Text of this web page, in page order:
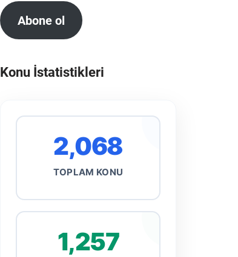
Abone ol
Konu İstatistikleri
2,068
TOPLAM KONU
1,257